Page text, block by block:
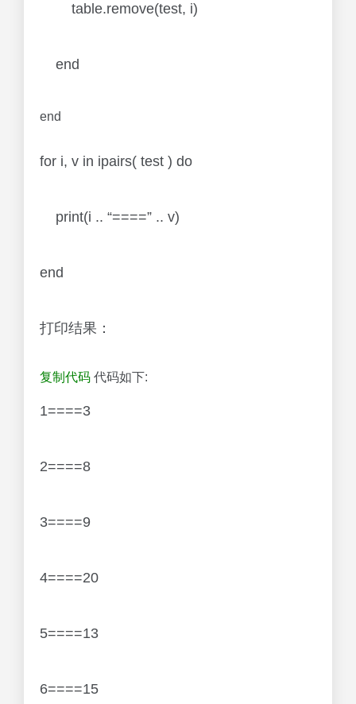
table.remove(test, i)
end
end
for i, v in ipairs( test ) do
print(i .. “====” .. v)
end
打印结果：
复制代码 代码如下:
1====3
2====8
3====9
4====20
5====13
6====15